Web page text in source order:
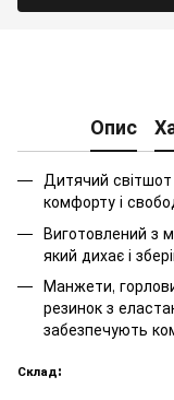
Опис
Дитячий
комфорту і
Виготовлений з
який дихає і
Манжети,
резинок з
забезпечують
Склад: